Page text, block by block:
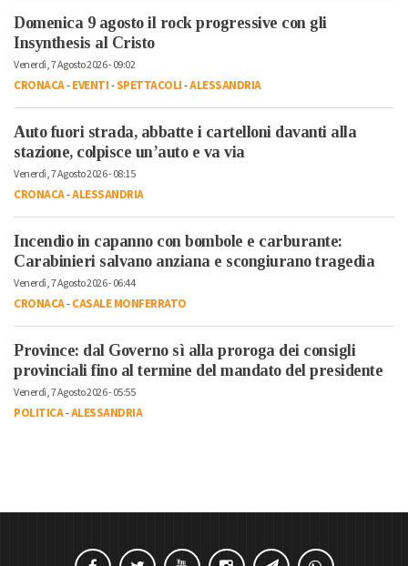
Domenica 9 agosto il rock progressive con gli
Insynthesis al Cristo
Venerdì, 7 Agosto 2026 - 09:02
CRONACA-EVENTI-SPETTACOLI-ALESSANDRIA
Auto fuori strada, abbatte i cartelloni davanti alla
stazione, colpisce un’auto e va via
Venerdì, 7 Agosto 2026 - 08:15
CRONACA-ALESSANDRIA
Incendio in capanno con bombole e carburante:
Carabinieri salvano anziana e scongiurano tragedia
Venerdì, 7 Agosto 2026 - 06:44
CRONACA-CASALE MONFERRATO
Province: dal Governo sì alla proroga dei consigli
provinciali fino al termine del mandato del presidente
Venerdì, 7 Agosto 2026 - 05:55
POLITICA-ALESSANDRIA